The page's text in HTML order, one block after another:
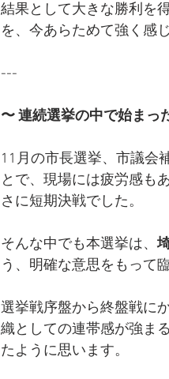
結果として大きな勝利を
を、今あらためて強く感
---
〜 連続選挙の中で始まっ
11月の市長選挙、市議会
とで、現場には疲労感も
さに短期決戦でした。
そんな中でも本選挙は、
う、明確な意思をもって
選挙戦序盤から終盤戦に
織としての連帯感が強ま
たように思います。